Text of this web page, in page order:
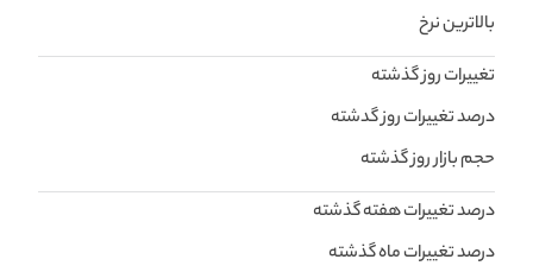
بالاترین نرخ
تغییرات روز گذشته
درصد تغییرات روز گدشته
حجم بازار روز گذشته
درصد تغییرات هفته گذشته
درصد تغییرات ماه گذشته